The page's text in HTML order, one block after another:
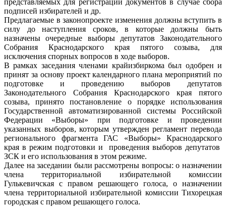
представляемых для регистрации документов в случае сбора
подписей избирателей и др.
Предлагаемые в законопроекте изменения должны вступить в
силу до наступления сроков, в которые должны быть
назначены очередные выборы депутатов Законодательного
Собрания Краснодарского края пятого созыва, для
исключения спорных вопросов в ходе выборов.
В рамках заседания членами крайизбиркома был одобрен и
принят за основу проект календарного плана мероприятий по
подготовке и проведению выборов депутатов
Законодательного Собрания Краснодарского края пятого
созыва, принято постановление о порядке использования
Государственной автоматизированной системы Российской
Федерации «Выборы» при подготовке и проведении
указанных выборов, которым утвержден регламент перевода
регионального фрагмента ГАС «Выборы» Краснодарского
края в режим подготовки и проведения выборов депутатов
ЗСК и его использования в этом режиме.
Далее на заседании были рассмотрены вопросы: о назначении
члена территориальной избирательной комиссии
Гулькевичская с правом решающего голоса, о назначении
члена территориальной избирательной комиссии Тихорецкая
городская с правом решающего голоса.